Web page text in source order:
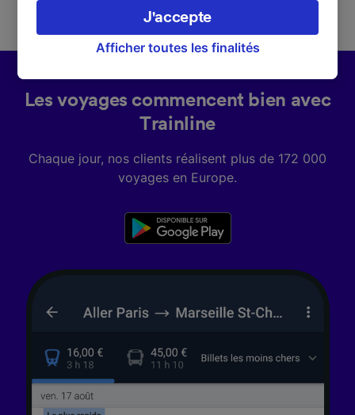
Les voyages commencent bien avec
Trainline
Chaque jour, nos clients réalisent plus de 172 000
voyages en Europe.
préférences, notamment en exerçant votre
droit d’opposition à l’intérêt légitime, en
cliquant ci-dessous ou à tout moment sur la
et n’affecteront pas les données de navigation.
Vos données ne seront pas utilisées à des fins
pas vous tracer.
externes, traitent des données selon les
finalités suivantes :
Utiliser des données de géolocalisation
caractéristiques de l’appareil pour
informations sur un appareil. Publicités et
études d’audience et développement de
services.
Liste de nos partenaires (fournisseurs)
Afficher toutes les finalités
J'accepte